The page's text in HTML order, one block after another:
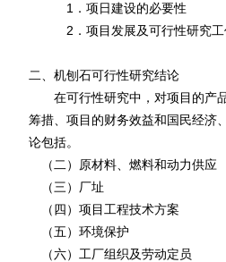
1．项日建设的必要性
2．项目发展及可行性研究工
二、机刨石可行性研究结论
在可行性研究中，对项目的产品销
筹措、项目的财务效益和国民经济、
论包括。
（二）原材料、燃料和动力供应
（三）厂址
（四）项目工程技术方案
（五）环境保护
（六）工厂组织及劳动定员